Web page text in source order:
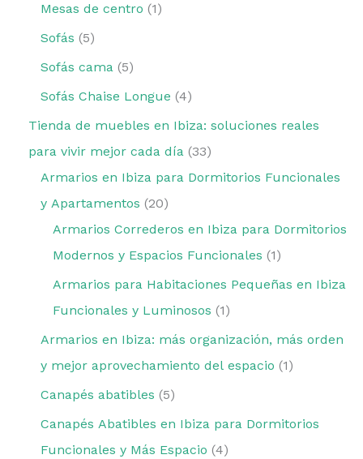
Mesas de centro
1
Sofás
5
Sofás cama 5
Sofás Chaise Longue 4
Tienda de muebles en Ibiza: soluciones reales
para vivir mejor cada día 33
Armarios en Ibiza para Dormitorios Funcionales
y Apartamentos 20
Armarios Correderos en Ibiza para Dormitorios
Modernos y Espacios Funcionales
1
Armarios para Habitaciones Pequeñas en Ibiza
Funcionales y Luminosos
1
Armarios en Ibiza: más organización, más orden
y mejor aprovechamiento del espacio
1
Canapés abatibles
5
Canapés Abatibles en Ibiza para Dormitorios
Funcionales y Más Espacio 4